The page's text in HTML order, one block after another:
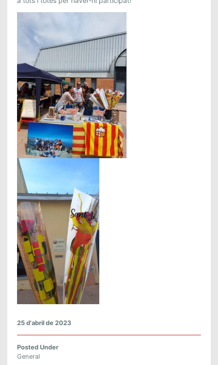
D
E
A
D
A
D
E
S
A
T
J
O
R
D
I
A
L
C
E
L
L
25 d'abril de 2023
Posted Under
General